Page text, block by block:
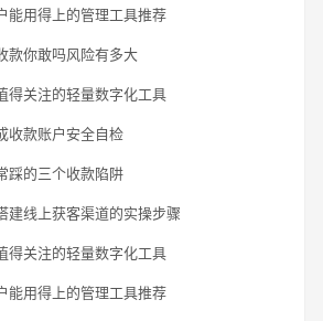
能用得上的管理工具推荐
款你敢吗风险有多大
得关注的轻量数字化工具
收款账户安全自检
踩的三个收款陷阱
建线上获客渠道的实操步骤
得关注的轻量数字化工具
能用得上的管理工具推荐